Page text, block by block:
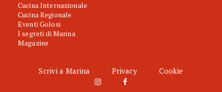
Cucina Internazionale
Cucina Regionale
Eventi Golosi
I segreti di Marina
Magazine
Scrivi a Marina Privacy Cookie